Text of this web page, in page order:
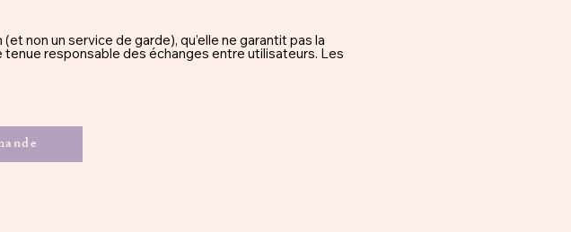
non un service de garde), qu’elle ne garantit pas la
tenue responsable des échanges entre utilisateurs. Les